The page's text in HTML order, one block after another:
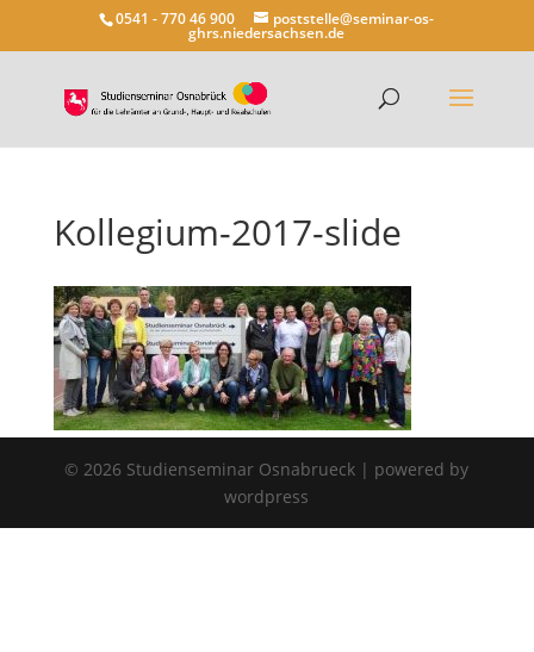
0541 - 770 46 900 poststelle@seminar-os-
ghrs.niedersachsen.de
Kollegium-2017-slide
© 2026 Studienseminar Osnabrueck | powered by
wordpress